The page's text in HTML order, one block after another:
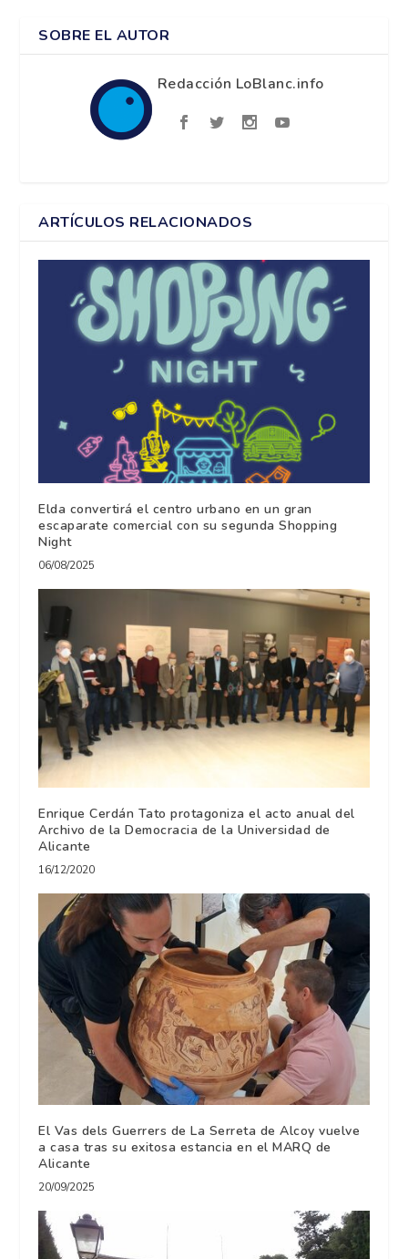
SOBRE EL AUTOR
Redacción LoBlanc.info
ARTÍCULOS RELACIONADOS
Elda convertirá el centro urbano en un gran
escaparate comercial con su segunda Shopping
Night
06/08/2025
Enrique Cerdán Tato protagoniza el acto anual del
Archivo de la Democracia de la Universidad de
Alicante
16/12/2020
El Vas dels Guerrers de La Serreta de Alcoy vuelve
a casa tras su exitosa estancia en el MARQ de
Alicante
20/09/2025